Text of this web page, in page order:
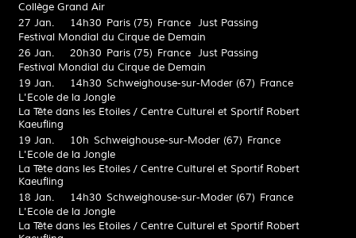
Collège Grand Air
27 Jan.
14h30 Paris (75) France Just Passing
Festival Mondial du Cirque de Demain
26 Jan.
20h30 Paris (75) France Just Passing
Festival Mondial du Cirque de Demain
19 Jan.
14h30 Schweighouse-sur-Moder (67) France
L'Ecole de la Jongle
La Tête dans les Etoiles / Centre Culturel et Sportif Robert
Kaeufling
19 Jan.
10h Schweighouse-sur-Moder (67) France
L'Ecole de la Jongle
La Tête dans les Etoiles / Centre Culturel et Sportif Robert
Kaeufling
18 Jan.
14h30 Schweighouse-sur-Moder (67) France
L'Ecole de la Jongle
La Tête dans les Etoiles / Centre Culturel et Sportif Robert